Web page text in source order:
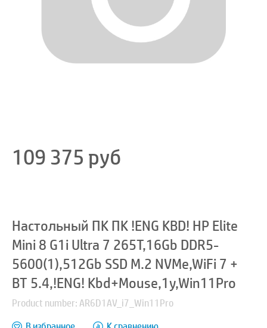
109 375 руб
Настольный ПК ПК !ENG KBD! HP Elite
Mini 8 G1i Ultra 7 265T,16Gb DDR5-
5600(1),512Gb SSD M.2 NVMe,WiFi 7 +
BT 5.4,!ENG! Kbd+Mouse,1y,Win11Pro
Product number: AR6D1AV_i7_Win11Pro